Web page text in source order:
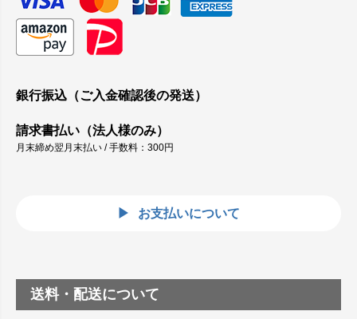
銀行振込（ご入金確認後の発送）
請求書払い（法人様のみ）
月末締め翌月末払い / 手数料：300円
お支払いについて
送料・配送について